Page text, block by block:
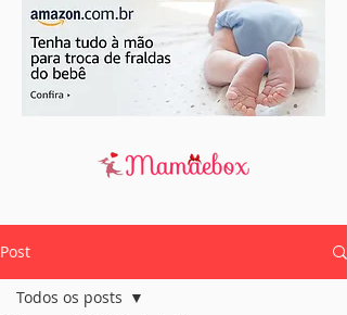
Post
Todos os posts